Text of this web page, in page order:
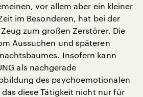
vor allem aber ein kleiner
im Besonderen, hat bei der
zum großen Zerstörer. Die
Aussuchen und späteren
Insofern kann
als nachgerade
des psychoemotionalen
diese Tätigkeit nicht nur für